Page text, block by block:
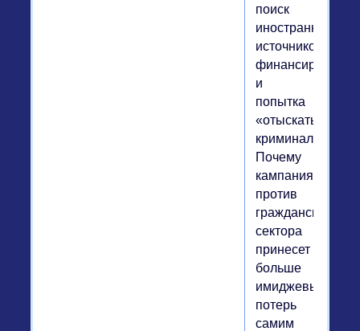
поиск
иностранных
источников
финансирования
и
попытка
«отыскать
криминал».
Почему
кампания
против
гражданского
сектора
принесет
больше
имиджевых
потерь
самим